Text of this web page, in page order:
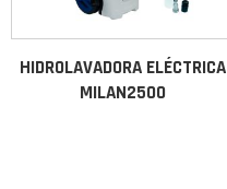
HIDROLAVADORA ELÉCTRICA
MILAN2500